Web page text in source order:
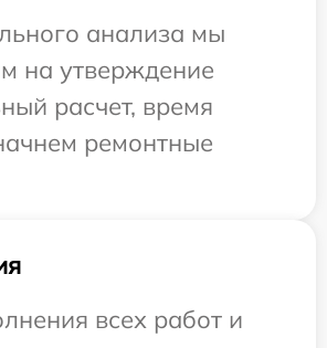
анализа мы
на утверждение
расчет, время
ремонтные
всех работ и